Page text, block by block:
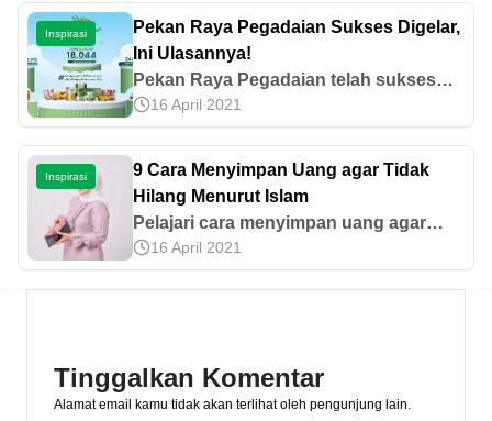
Pegadaian beserta syarat dan daftar
harganya!
Inspirasi
Pekan Raya Pegadaian Sukses Digelar,
Ini Ulasannya!
Pekan Raya Pegadaian telah sukses
dilaksanakan di 12 titik yang tersebar di
berbagai wilayah di Indonesia. Mari
simak ulasan singkatnya di sini.
16 April 2021
Inspirasi
9 Cara Menyimpan Uang agar Tidak
Hilang Menurut Islam
Pelajari cara menyimpan uang agar
tidak hilang menurut Islam dengan
prinsip syariah, menghindari riba,
16 April 2021
Tinggalkan Komentar
Alamat email kamu tidak akan terlihat oleh pengunjung lain.